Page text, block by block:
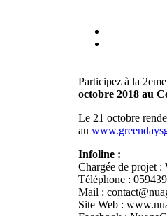
Participez à la
octobre 2018 au
Le 21 octobre
au
Infoline :
Chargée de projet
Téléphone :
Mail :
Site Web :